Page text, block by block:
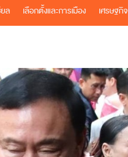
ล เลือกตั้งและการเมือง เศรษฐกิจ